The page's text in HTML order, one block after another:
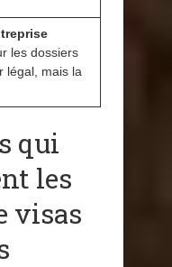
les dossiers
légal, mais la
qui
les
visas